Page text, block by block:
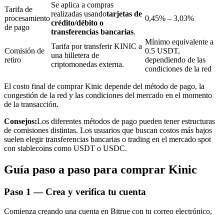
Servicio de préstamos respaldado por criptomonedas
Inversión automática
Obtenga ganancias a largo plazo e intereses flexibles
Tarifa de
procesamiento
de pago
Se aplica a compras
realizadas usandotarjetas de
crédito/débito o
transferencias bancarias.
0,45% – 3,03%
Comisión de
retiro
Tarifa por transferir KINIC a
una billetera de
criptomonedas externa.
Mínimo equivalente a
0.5 USDT,
dependiendo de las
condiciones de la red
El costo final de comprar Kinic depende del método de pago, la
congestión de la red y las condiciones del mercado en el momento
de la transacción.
Consejos:Los diferentes métodos de pago pueden tener estructuras
de comisiones distintas. Los usuarios que buscan costos más bajos
suelen elegir transferencias bancarias o trading en el mercado spot
con stablecoins como USDT o USDC.
Guía paso a paso para comprar Kinic
Paso 1 — Crea y verifica tu cuenta
Comienza creando una cuenta en Bitrue con tu correo electrónico,